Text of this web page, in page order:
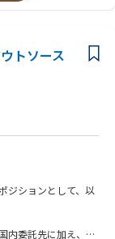
提案できる
広い技術領域に携
トソース
ジションとして、以
内委託先に加え、海